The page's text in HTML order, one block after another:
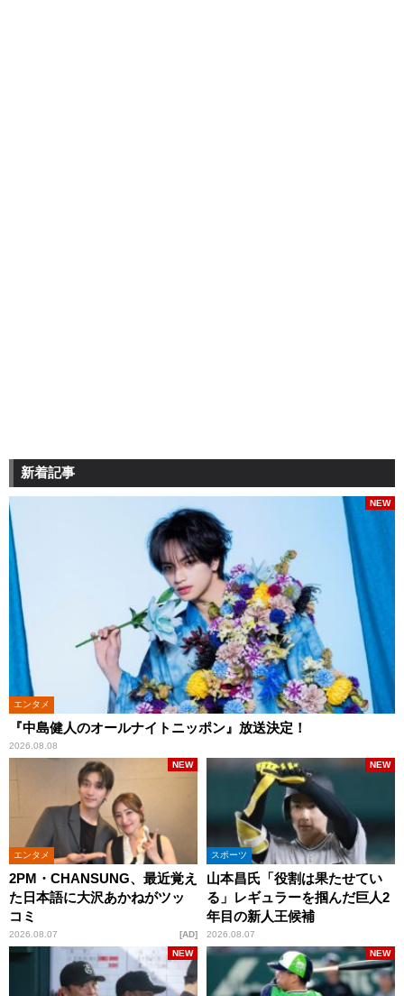
新着記事
エンタメ
『中島健人のオールナイトニッポン』放送決定！
2026.08.08
NEW
エンタメ
2PM・CHANSUNG、最近覚え
た日本語に大沢あかねがツッ
コミ
2026.08.07
NEW
AD
スポーツ
山本昌氏「役割は果たせてい
る」レギュラーを掴んだ巨人2
年目の新人王候補
2026.08.07
NEW
NEW NEW